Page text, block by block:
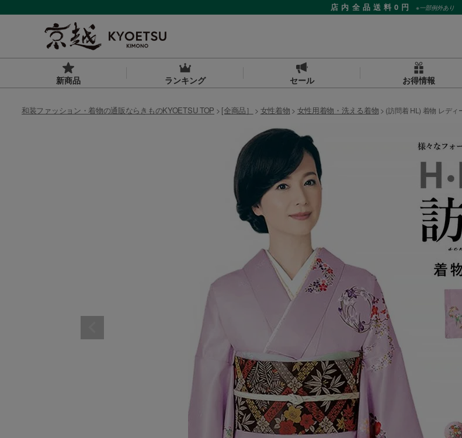
店内全品送料0円 ※一部例外あり
新商品 ランキング セール お得情報
和装ファッション・着物の通販ならきものKYOETSU TOP [全商品］ 女性着物 女性用着物・洗える着物 (訪問着 HL) 着物 レディ